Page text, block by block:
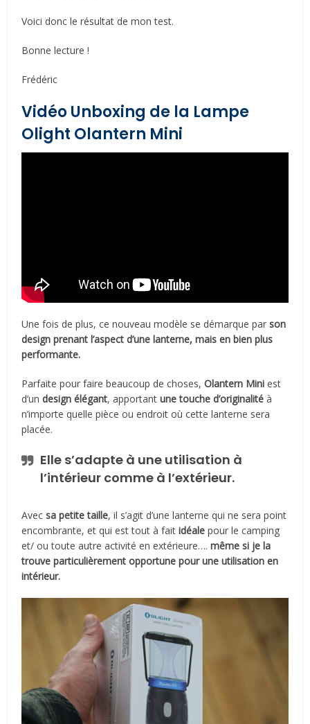
Voici donc le résultat de mon test.
Bonne lecture !
Frédéric
Vidéo Unboxing de la Lampe
Olight Olantern Mini
Une fois de plus, ce nouveau modèle se démarque parson
design prenant l’aspect d’une lanterne, mais en bien plus
performante.
Parfaite pour faire beaucoup de choses,Olantern Miniest
d’undesign élégant, apportantune touche d’originalitéà
n’importe quelle pièce ou endroit où cette lanterne sera
placée.
Elle s’adapte à une utilisation à
l’intérieur comme à l’extérieur.
Avec sa petite taille, il s’agit d’une lanterne qui ne sera point
encombrante, et qui est tout à faitidéale pour le camping
et/ ou toute autre activité en extérieure….même si je la
trouve particulièrement opportune pour une utilisation en
intérieur.